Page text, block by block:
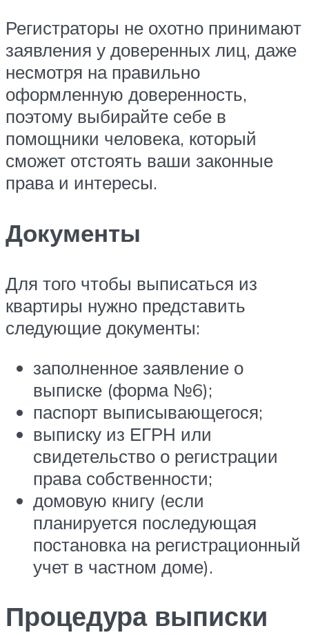
Регистраторы не охотно принимают
заявления у доверенных лиц, даже
несмотря на правильно
оформленную доверенность,
поэтому выбирайте себе в
помощники человека, который
сможет отстоять ваши законные
права и интересы.
Документы
Для того чтобы выписаться из
квартиры нужно представить
следующие документы:
заполненное заявление о
выписке (форма №6);
паспорт выписывающегося;
выписку из ЕГРН или
свидетельство о регистрации
права собственности;
домовую книгу (если
планируется последующая
постановка на регистрационный
учет в частном доме).
Процедура выписки